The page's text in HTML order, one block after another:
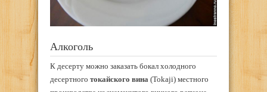
Алкоголь
К десерту можно заказать бокал холодного
десертного токайского вина (Tokaji) местного